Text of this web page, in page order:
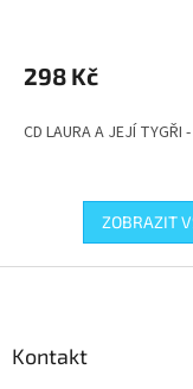
298 Kč
CD LAURA A JEJÍ TYGŘI
ZOBRAZIT
Kontakt